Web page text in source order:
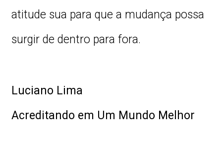
atitude sua para que a mudança possa
surgir de dentro para fora.
Luciano Lima
Acreditando em Um Mundo Melhor